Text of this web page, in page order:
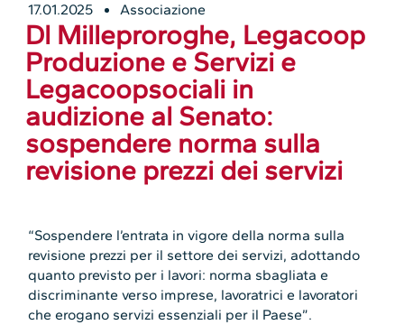
17.01.2025 Associazione
Dl Milleproroghe, Legacoop
Produzione e Servizi e
Legacoopsociali in
audizione al Senato:
sospendere norma sulla
revisione prezzi dei servizi
“Sospendere l’entrata in vigore della norma sulla
revisione prezzi per il settore dei servizi, adottando
quanto previsto per i lavori: norma sbagliata e
discriminante verso imprese, lavoratrici e lavoratori
che erogano servizi essenziali per il Paese”.